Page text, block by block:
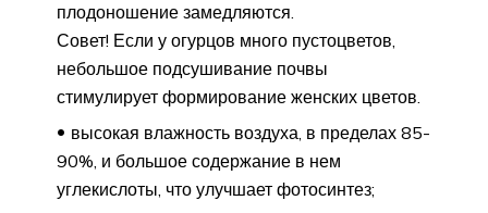
плодоношение замедляются.
Совет! Если у огурцов много пустоцветов,
небольшое подсушивание почвы
стимулирует формирование женских цветов.
высокая влажность воздуха, в пределах 85-
90%, и большое содержание в нем
углекислоты, что улучшает фотосинтез;